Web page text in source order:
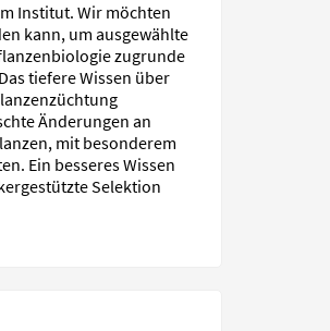
Institut. Wir möchten
kann, um ausgewählte
zugrunde
tiefere Wissen über
Änderungen an
mit besonderem
Ein besseres Wissen
Selektion